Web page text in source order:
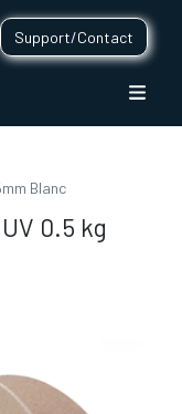
Support/Contact
Blanc
0.5 kg